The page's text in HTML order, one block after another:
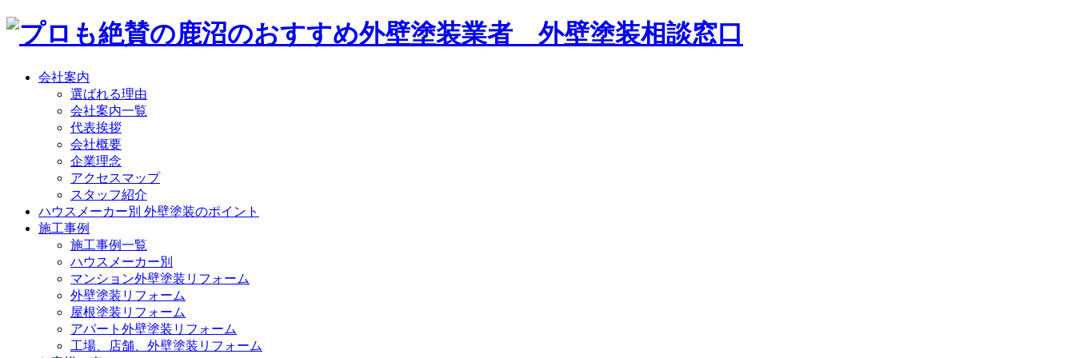
会社案内
選ばれる理由
会社案内一覧
代表挨拶
会社概要
企業理念
アクセスマップ
スタッフ紹介
ハウスメーカー別 外壁塗装のポイント
施工事例
施工事例一覧
ハウスメーカー別
マンション外壁塗装リフォーム
外壁塗装リフォーム
屋根塗装リフォーム
アパート外壁塗装リフォーム
工場、店舗、外壁塗装リフォーム